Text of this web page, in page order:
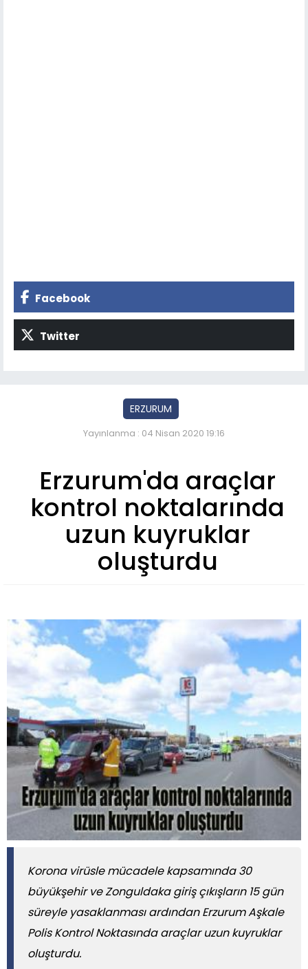
Facebook
Twitter
ERZURUM
Yayınlanma : 04 Nisan 2020 19:16
Erzurum'da araçlar
kontrol noktalarında
uzun kuyruklar
oluşturdu
Korona virüsle mücadele kapsamında 30
büyükşehir ve Zonguldaka giriş çıkışların 15 gün
süreyle yasaklanması ardından Erzurum Aşkale
Polis Kontrol Noktasında araçlar uzun kuyruklar
oluşturdu.